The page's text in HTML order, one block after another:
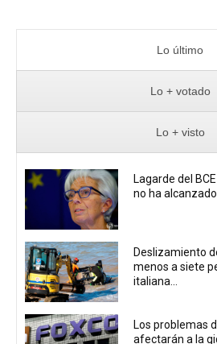
Lo último
Lo + votado
Lo + visto
Lagarde del
no ha
Deslizamiento
menos a siete
italiana...
Los problemas
afectarán a la